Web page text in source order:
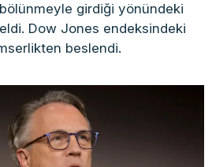
girdiği yönündeki
Dow Jones endeksindeki
beslendi.